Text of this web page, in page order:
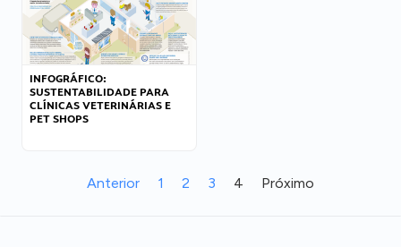
INFOGRÁFICO:
SUSTENTABILIDADE PARA
CLÍNICAS VETERINÁRIAS E
PET SHOPS
Anterior 1 2 3 4 Próximo